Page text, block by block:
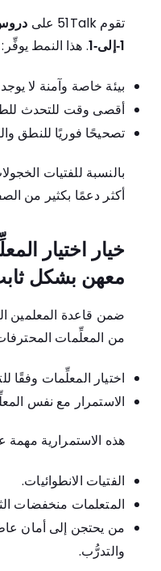
تقوم 51Talk على
1‑إلى‑1
. هذا النمط يوفِّر:
بيئة خاصة وآمنة لا
أقصى وقت للتحدث
تصحيحًا فوريًا للنطق
بالنسبة للفتيات
أكثر دعمًا بكثير من
خيار اختيار
معهن بشكل
من المعلِّمات
اختيار المعلِّمات وفقًا
الاستمرار مع نفس
هذه الاستمرارية
الفتيات الانطوائيات.
المتعلمات منخفضات
من يحتجن إلى أمان
والتدرُّب.